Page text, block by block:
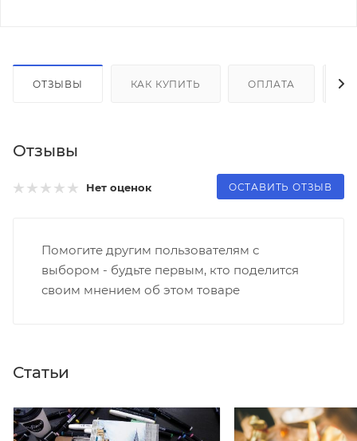
ОТЗЫВЫ КАК КУПИТЬ ОПЛАТА
Отзывы
Нет оценок ОСТАВИТЬ ОТЗЫВ
Помогите другим пользователям с
выбором - будьте первым, кто поделится
своим мнением об этом товаре
Статьи